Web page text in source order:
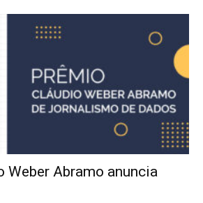
Weber Abramo anuncia